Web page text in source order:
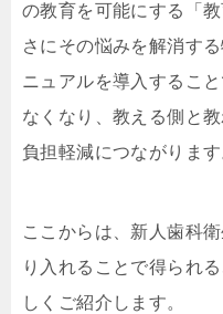
の教育を可能にする「
さにその悩みを解消す
ニュアルを導入するこ
なくなり、教える側と
負担軽減につながります
ここからは、新人歯科
り入れることで得られ
しくご紹介します。